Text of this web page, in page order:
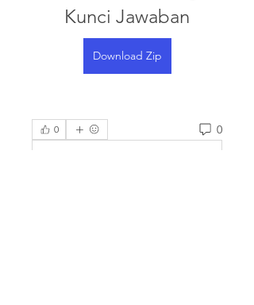
Kunci Jawaban
Download Zip
0 0